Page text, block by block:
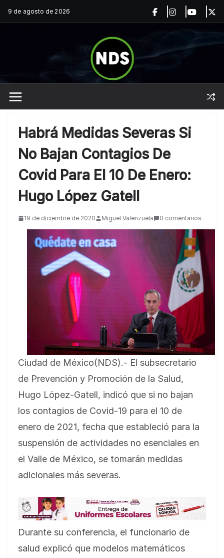
Saltar
al
9 de agosto de 2026
Habrá Medidas Severas Si
No Bajan Contagios De
Covid Para El 10 De Enero:
Hugo López Gatell
19 de diciembre de 2020 Miguel Valenzuela 0 comentarios
Ciudad de México(NDS).- El subsecretario
de Prevención y Promoción de la Salud,
Hugo López-Gatell, indicó que si no bajan
los contagios de Covid-19 para el 10 de
enero de 2021, fecha que estableció para la
suspensión de actividades no esenciales en
el Valle de México, se tomarán medidas
adicionales más severas.
Durante su conferencia, el funcionario de
salud explicó que modelos matemáticos